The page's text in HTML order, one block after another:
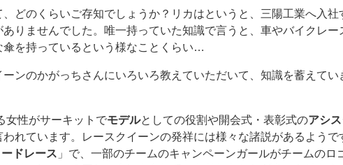
どのくらいご存知でしょうか？リカはというと、三陽工業へ入社
りませんでした。唯一持っていた知識で言うと、車やバイクレー
を持っているという様なことくらい…
ンのかがっちさんにいろいろ教えていただいて、知識を蓄えてい
女性がサーキットでモデルとしての役割や開会式・表彰式のアシス
れています。レースクイーンの発祥には様々な諸説があるようで
ドレース 」で、一部のチームのキャンペーンガールがチームのロ